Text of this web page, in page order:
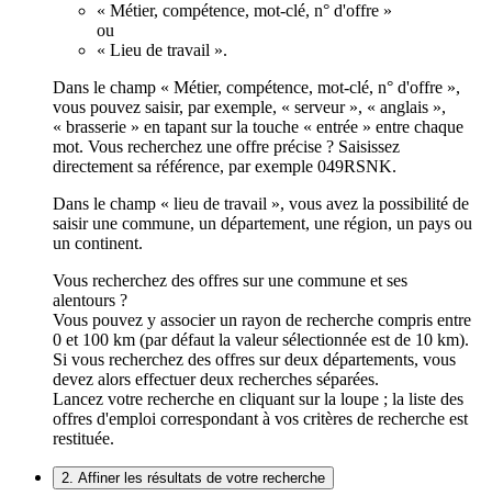
« Métier, compétence, mot-clé, n° d'offre »
ou
« Lieu de travail ».
Dans le champ « Métier, compétence, mot-clé, n° d'offre »,
vous pouvez saisir, par exemple, « serveur », « anglais »,
« brasserie » en tapant sur la touche « entrée » entre chaque
mot. Vous recherchez une offre précise ? Saisissez
directement sa référence, par exemple 049RSNK.
Dans le champ « lieu de travail », vous avez la possibilité de
saisir une commune, un département, une région, un pays ou
un continent.
Vous recherchez des offres sur une commune et ses
alentours ?
Vous pouvez y associer un rayon de recherche compris entre
0 et 100 km (par défaut la valeur sélectionnée est de 10 km).
Si vous recherchez des offres sur deux départements, vous
devez alors effectuer deux recherches séparées.
Lancez votre recherche en cliquant sur la loupe ; la liste des
offres d'emploi correspondant à vos critères de recherche est
restituée.
2. Affiner les résultats de votre recherche